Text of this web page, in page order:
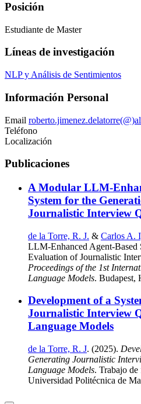
Posición
Estudiante de Master
Líneas de investigación
NLP y Análisis de Sentimientos
Información Personal
Email
Teléfono
Localización
Publicaciones
A Modular LLM-
System for the
Journalistic Interview
de la Torre, R. J. & Carlos A.
LLM-Enhanced Agent-Based
Evaluation of Journalistic
Proceedings of the 1st
Language Models. Budapest,
Development of a
Journalistic Interview
Language Models
de la Torre, R. J. (2025).
Generating Journalistic
Language Models. Trabajo
Universidad Politécnica de